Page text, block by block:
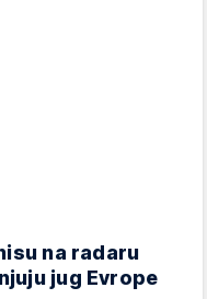
na radaru
jug Evrope